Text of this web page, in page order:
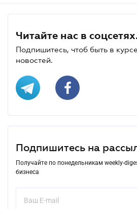
Читайте нас в
Подпишитесь, чтоб быть в
новостей.
Подпишитесь на
Получайте по понедельникам weekly-
бизнеса